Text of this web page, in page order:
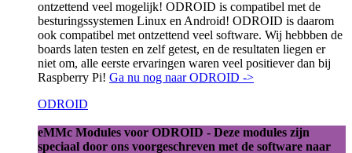
ontzettend veel mogelijk! ODROID is compatibel met de
besturingssystemen Linux en Android! ODROID is daarom
ook compatibel met ontzettend veel software. Wij hebbben de
boards laten testen en zelf getest, en de resultaten liegen er
niet om, alle eerste ervaringen waren veel positiever dan bij
Raspberry Pi! Ga nu nog naar ODROID ->
ODROID
eMMc Modules voor ODROID - Deze modules zijn
speciaal door ons voorgeschreven met de software naar